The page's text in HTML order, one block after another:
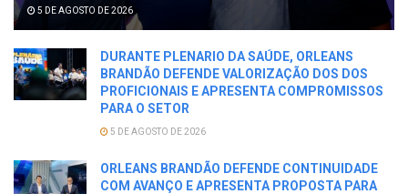
5 DE AGOSTO DE 2026
DURANTE PLENARIO DA SAÚDE, ORLEANS
BRANDÃO DEFENDE VALORIZAÇÃO DOS DOS
PROFICIONAIS E APRESENTA COMPROMISSOS
PARA O SETOR
5 DE AGOSTO DE 2026
ORLEANS BRANDÃO DEFENDE CONTINUIDADE
COM AVANÇO E APRESENTA PROPOSTA PARA